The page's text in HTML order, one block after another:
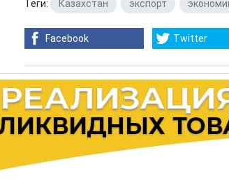
Теги: Казахстан экспорт
Facebook Twitter